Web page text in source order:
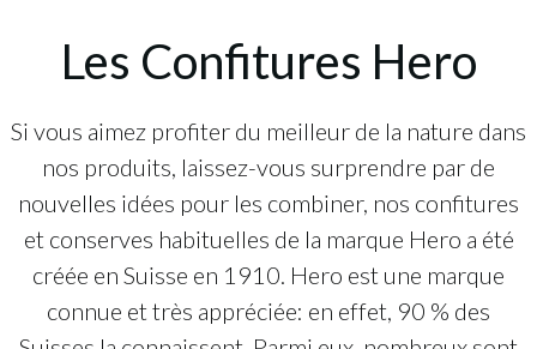
Les Confitures Hero
Si vous aimez profiter du meilleur de la nature dans
nos produits, laissez-vous surprendre par de
nouvelles idées pour les combiner, nos confitures
et conserves habituelles de la marque Hero a été
créée en Suisse en 1910. Hero est une marque
connue et très appréciée: en effet, 90 % des